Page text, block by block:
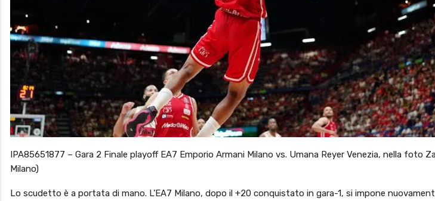
IPA85651877 – Gara 2 Finale playoff EA7 Emporio Armani Milano vs. Umana Reyer Venezia, nella foto
Milano)
Lo scudetto è a portata di mano. L’EA7 Milano, dopo il +20 conquistato in gara-1, si impone